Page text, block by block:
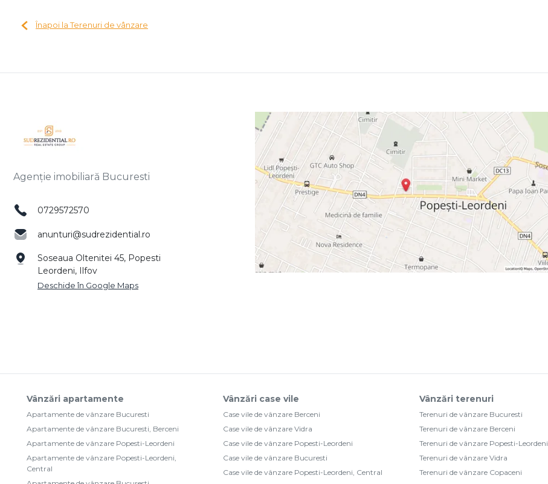
Înapoi la Terenuri de vânzare
Agenție imobiliară Bucuresti
0729572570
anunturi@sudrezidential.ro
Soseaua Oltenitei 45, Popesti
Leordeni, Ilfov
Deschide în Google Maps
Vânzări apartamente
Apartamente de vânzare Bucuresti
Apartamente de vânzare Bucuresti, Berceni
Apartamente de vânzare Popesti-Leordeni
Apartamente de vânzare Popesti-Leordeni,
Central
Vânzări case vile
Case vile de vânzare Berceni
Case vile de vânzare Vidra
Case vile de vânzare Popesti-Leordeni
Case vile de vânzare Bucuresti
Case vile de vânzare Popesti-Leordeni, Central
Vânzări terenuri
Terenuri de vânzare Bucuresti
Terenuri de vânzare Berceni
Terenuri de vânzare Popesti-Leordeni
Terenuri de vânzare Vidra
Terenuri de vânzare Copaceni